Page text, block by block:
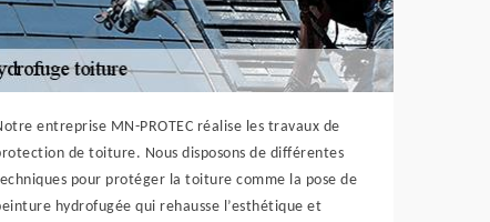
entreprise MN-PROTEC réalise les travaux de
de toiture. Nous disposons de différentes
pour protéger la toiture comme la pose de
hydrofugée qui rehausse l’esthétique et